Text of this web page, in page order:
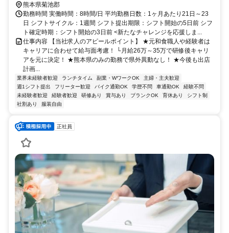
熊本県菊池郡
勤務時間 実働時間：8時間/日 平均勤務日数：1ヶ月あたり21日～23
日 シフトサイクル：1週間 シフト提出期限：シフト開始の5日前 シフ
ト確定時期：シフト開始の3日前 <新たなチャレンジを応援しま...
仕事内容 【当社求人のアピールポイント】 ★元和食職人や経験者は
キャリアに合わせて給与面考慮！ └月給26万～35万で研修後キャリ
アを元に決定！ ★熊本県のみの勤務で県外異動なし！ ★今後も出店
計画...
業界未経験者歓迎 ランチタイム 副業・WワークOK
主婦・主夫歓迎
週1シフト提出
フリーター歓迎 バイク通勤OK 学歴不問 車通勤OK
経験不問
未経験者歓迎
経験者歓迎 研修あり 賞与あり ブランクOK 育休あり
シフト制
社割あり
服装自由
正社員